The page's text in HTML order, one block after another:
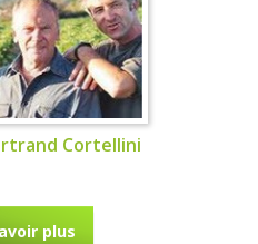
Cortellini
plus